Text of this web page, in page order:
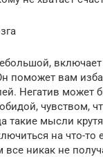
поможет вам
Негатив может
чувством,
такие мысли
на что-то
все никак не